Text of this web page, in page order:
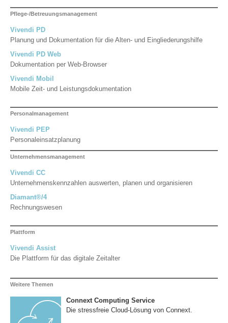
Pflege-/Betreuungsmanagement
Vivendi PD
Planung und Dokumentation für die Alten- und Eingliederungshilfe
Vivendi PD Web
Dokumentation per Web-Browser
Vivendi Mobil
Mobile Zeit- und Leistungsdokumentation
Personalmanagement
Vivendi PEP
Personaleinsatzplanung
Unternehmensmanagement
Vivendi CC
Unternehmenskennzahlen auswerten, planen und organisieren
Diamant®/4
Rechnungswesen
Plattform
Vivendi Assist
Die Plattform für das digitale Zeitalter
Weitere Themen
Connext Computing Service
Die stressfreie Cloud-Lösung von Connext.